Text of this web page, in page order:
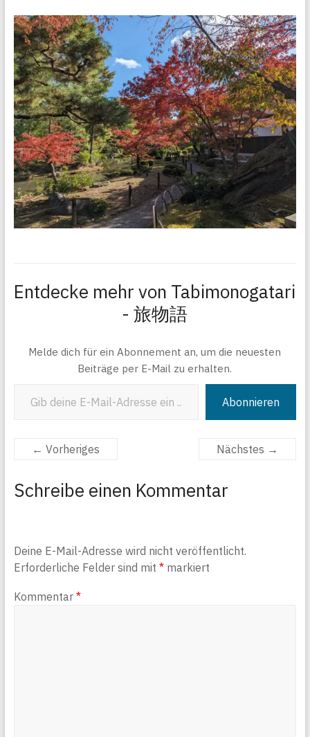
Entdecke mehr von Tabimonogatari
- 旅物語
Melde dich für ein Abonnement an, um die neuesten
Beiträge per E-Mail zu erhalten.
Abonnieren
← Vorheriges Nächstes →
Schreibe einen Kommentar
Deine E-Mail-Adresse wird nicht veröffentlicht.
Erforderliche Felder sind mit *markiert
Kommentar *